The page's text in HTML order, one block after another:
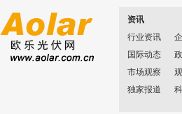
资讯
行业资讯
国际动态
市场观察
独家报道